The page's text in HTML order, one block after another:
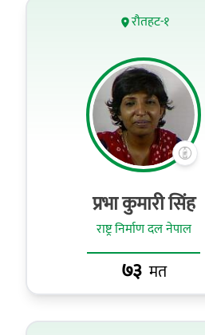
रौतहट-१
प्रभा कुमारी सिंह
राष्ट्र निर्माण दल नेपाल
७३ मत